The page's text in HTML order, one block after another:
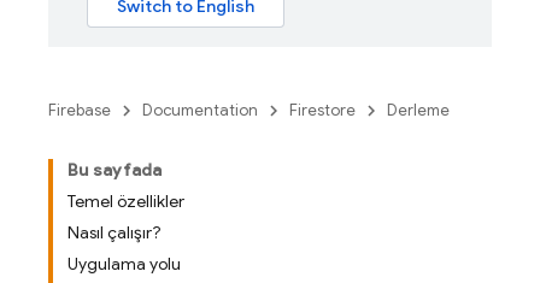
Firebase Documentation Firestore Derleme
Bu sayfada
Temel özellikler
Nasıl çalışır?
Uygulama yolu